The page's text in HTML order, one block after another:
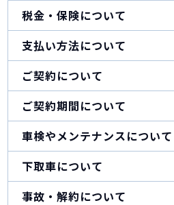
税金・保険について
支払い方法について
ご契約について
ご契約期間について
車検やメンテナンスについて
下取車について
事故・解約について